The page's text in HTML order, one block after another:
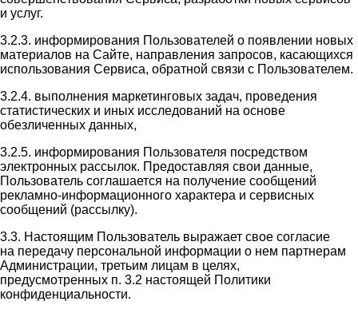
и услуг.
3.2.3. информирования Пользователей о появлении новых
материалов на Сайте, направления запросов, касающихся
использования Сервиса, обратной связи с Пользователем.
3.2.4. выполнения маркетинговых задач, проведения
статистических и иных исследований на основе
обезличенных данных,
3.2.5. информирования Пользователя посредством
электронных рассылок. Предоставляя свои данные,
Пользователь соглашается на получение сообщений
рекламно-информационного характера и сервисных
сообщений (рассылку).
3.3. Настоящим Пользователь выражает свое согласие
на передачу персональной информации о нем партнерам
Администрации, третьим лицам в целях,
предусмотренных п. 3.2 настоящей Политики
конфиденциальности.